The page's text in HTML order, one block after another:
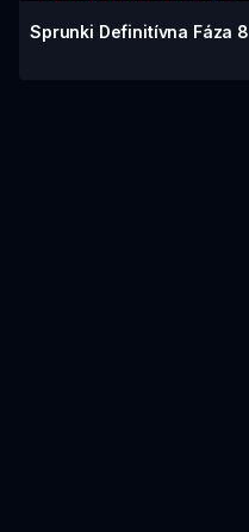
Sprunki Definitívna Fáza 8